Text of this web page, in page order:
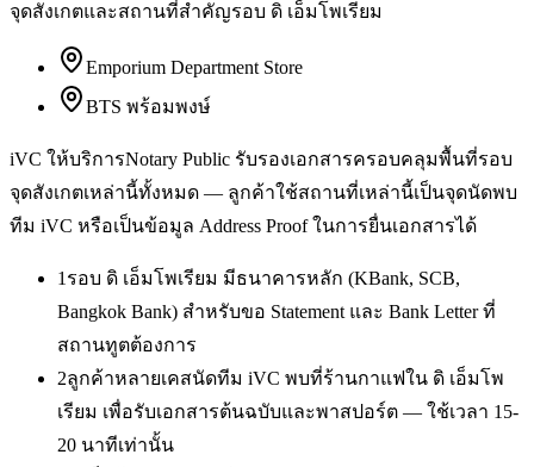
จุดสังเกตและสถานที่สำคัญรอบ ดิ เอ็มโพเรียม
Emporium Department Store
BTS พร้อมพงษ์
iVC ให้บริการNotary Public รับรองเอกสารครอบคลุมพื้นที่รอบ
จุดสังเกตเหล่านี้ทั้งหมด — ลูกค้าใช้สถานที่เหล่านี้เป็นจุดนัดพบ
ทีม iVC หรือเป็นข้อมูล Address Proof ในการยื่นเอกสารได้
1 รอบ ดิ เอ็มโพเรียม มีธนาคารหลัก (KBank, SCB,
Bangkok Bank) สำหรับขอ Statement และ Bank Letter ที่
สถานทูตต้องการ
2ลูกค้าหลายเคสนัดทีม iVC พบที่ร้านกาแฟใน ดิ เอ็มโพ
เรียม เพื่อรับเอกสารต้นฉบับและพาสปอร์ต — ใช้เวลา 15-
20 นาทีเท่านั้น